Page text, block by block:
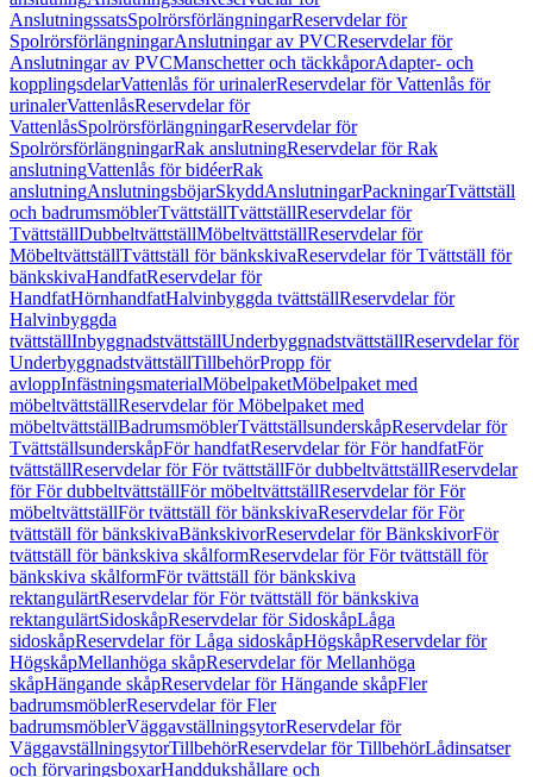
AnslutningssatsSpolrörsförlängningarReservdelar för
SpolrörsförlängningarAnslutningar av PVCReservdelar för
Anslutningar av PVCManschetter och täckkåporAdapter- och
kopplingsdelarVattenlås för urinalerReservdelar för Vattenlås för
urinalerVattenlåsReservdelar för
VattenlåsSpolrörsförlängningarReservdelar för
SpolrörsförlängningarRak anslutningReservdelar för Rak
anslutningVattenlås för bidéerRak
anslutningAnslutningsböjarSkyddAnslutningarPackningarTvättställ
och badrumsmöblerTvättställTvättställReservdelar för
TvättställDubbeltvättställMöbeltvättställReservdelar för
MöbeltvättställTvättställ för bänkskivaReservdelar för Tvättställ för
bänkskivaHandfatReservdelar för
HandfatHörnhandfatHalvinbyggda tvättställReservdelar för
Halvinbyggda
tvättställInbyggnadstvättställUnderbyggnadstvättställReservdelar för
UnderbyggnadstvättställTillbehörPropp för
avloppInfästningsmaterialMöbelpaketMöbelpaket med
möbeltvättställReservdelar för Möbelpaket med
möbeltvättställBadrumsmöblerTvättställsunderskåpReservdelar för
TvättställsunderskåpFör handfatReservdelar för För handfatFör
tvättställReservdelar för För tvättställFör dubbeltvättställReservdelar
för För dubbeltvättställFör möbeltvättställReservdelar för För
möbeltvättställFör tvättställ för bänkskivaReservdelar för För
tvättställ för bänkskivaBänkskivorReservdelar för BänkskivorFör
tvättställ för bänkskiva skålformReservdelar för För tvättställ för
bänkskiva skålformFör tvättställ för bänkskiva
rektangulärtReservdelar för För tvättställ för bänkskiva
rektangulärtSidoskåpReservdelar för SidoskåpLåga
sidoskåpReservdelar för Låga sidoskåpHögskåpReservdelar för
HögskåpMellanhöga skåpReservdelar för Mellanhöga
skåpHängande skåpReservdelar för Hängande skåpFler
badrumsmöblerReservdelar för Fler
badrumsmöblerVäggavställningsytorReservdelar för
VäggavställningsytorTillbehörReservdelar för TillbehörLådinsatser
och förvaringsboxarHanddukshållare och